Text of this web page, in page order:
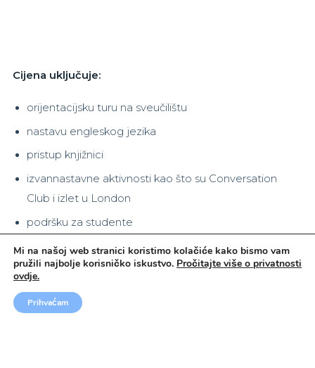
Cijena uključuje:
orijentacijsku turu na sveučilištu
nastavu engleskog jezika
pristup knjižnici
izvannastavne aktivnosti kao što su Conversation
Club i izlet u London
podršku za studente
nastavne materijale
certifikat po završetku tečaja i akademski izvještaj
Mi na našoj web stranici koristimo kolačiće kako bismo vam
pružili najbolje korisničko iskustvo. Pročitajte više o privatnosti
ovdje.
Prihvaćam